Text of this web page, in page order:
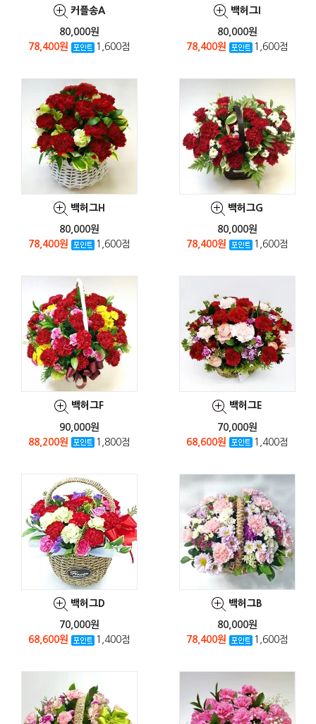
커플송A
80,000원
78,400원
1,600점
백허그I
80,000원
78,400원
1,600점
백허그H
80,000원
78,400원
1,600점
백허그G
80,000원
78,400원
1,600점
백허그F
90,000원
88,200원
1,800점
백허그E
70,000원
68,600원
1,400점
백허그D
70,000원
68,600원
1,400점
백허그B
80,000원
78,400원
1,600점